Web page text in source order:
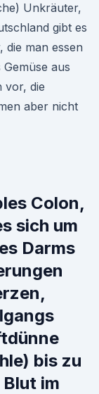
Unkräuter,
gibt es
man essen
aus
vor, die
aber nicht
Colon,
sich um
Darms
bis zu
im